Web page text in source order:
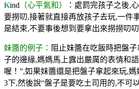
Kind （心平氣和）
：處罰完孩子之後,
要撈叨,接著就直接再放孩子去玩,一件
是結束,不要事後想到要拿出來撈撈叨叨
妹醬的例子： 阻止妹醬在吃飯時把盤
子的邊緣,媽媽馬上露出嚴厲的表情和
喔！”,如果妹醬還是把盤子拿起來玩,
3下,然後說“盤子是要吃土司用的,不可